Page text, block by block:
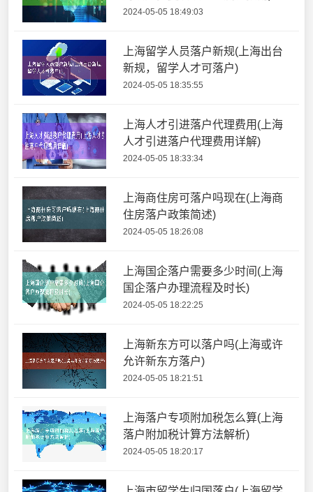
2024-05-05 18:49:03
上海留学人员落户新规(上海出台
新规，留学人才可落户)
2024-05-05 18:35:55
上海人才引进落户代理费用(上海
人才引进落户代理费用详解)
2024-05-05 18:33:34
上海商住房可落户吗现在(上海商
住房落户政策简述)
2024-05-05 18:26:08
上海国企落户需要多少时间(上海
国企落户办理流程及时长)
2024-05-05 18:22:25
上海新东方可以落户吗(上海或许
允许新东方落户)
2024-05-05 18:21:51
上海落户专项附加税怎么算(上海
落户附加税计算方法解析)
2024-05-05 18:20:17